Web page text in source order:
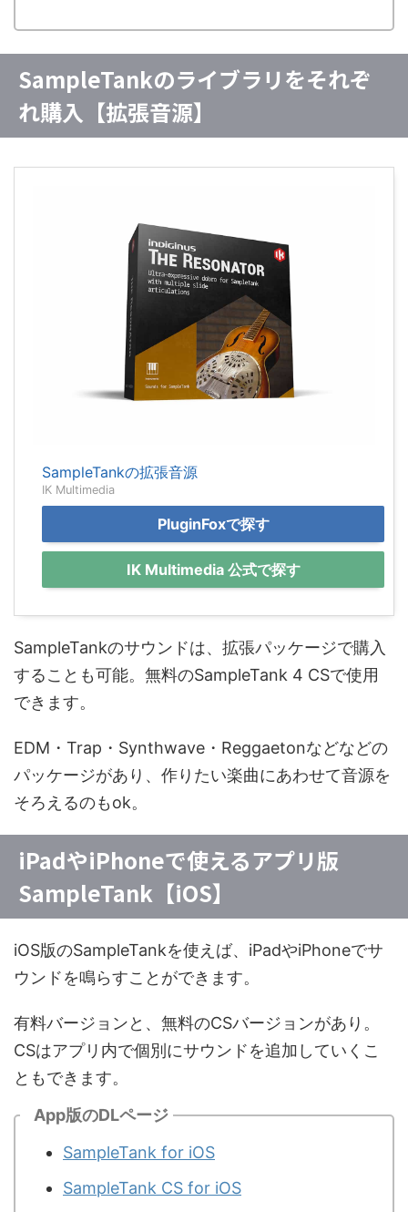
SampleTankのライブラリをそれぞ
れ購入【拡張音源】
SampleTankの拡張音源
IK Multimedia
PluginFoxで探す
IK Multimedia 公式で探す
SampleTankのサウンドは、拡張パッケージで購入
することも可能。無料のSampleTank 4 CSで使用
できます。
EDM・Trap・Synthwave・Reggaetonなどなどの
パッケージがあり、作りたい楽曲にあわせて音源を
そろえるのもok。
iPadやiPhoneで使えるアプリ版
SampleTank【iOS】
iOS版のSampleTankを使えば、iPadやiPhoneでサ
ウンドを鳴らすことができます。
有料バージョンと、無料のCSバージョンがあり。
CSはアプリ内で個別にサウンドを追加していくこ
ともできます。
App版のDLページ
SampleTank for iOS
SampleTank CS for iOS